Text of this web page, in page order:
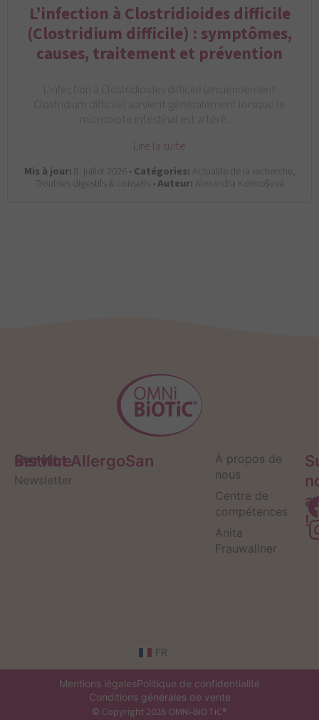
L’infection à Clostridioides difficile
(Clostridium difficile) : symptômes,
causes, traitement et prévention
L'infection à Clostridioides difficile (anciennement
Clostridium difficile) survient généralement lorsque le
microbiote intestinal est altéré.…
Lire la suite
Mis à jour:8. juillet 2026 •Catégories: Actualité de la recherche,
Troubles digestifs & conseils •Auteur: Alexandra Kormošová
Service
Contact
Newsletter
Institut AllergoSan
À propos de
nous
Centre de
compétences
Anita
Frauwallner
!
FR
Mentions légalesPolitique de confidentialité
Conditions générales de vente
© Copyright 2026 OMNi-BiOTiC®